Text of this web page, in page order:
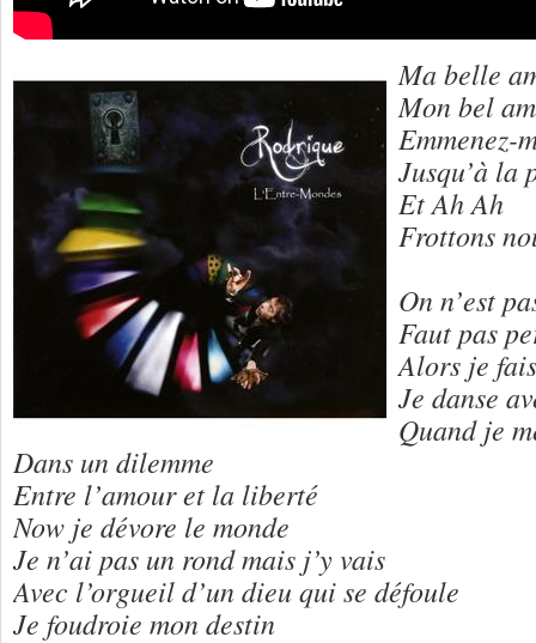
Ma belle
Mon bel
Emmenez-
Jusqu’à la
Et Ah Ah
Frottons
On n’est
Faut pas
Alors je
Je danse
Quand je
Dans un dilemme
Entre l’amour et la liberté
Now je dévore le monde
Je n’ai pas un rond mais j’y vais
Avec l’orgueil d’un dieu qui se défoule
Je foudroie mon destin